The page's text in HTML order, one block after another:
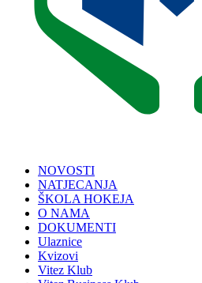
NOVOSTI
NATJECANJA
ŠKOLA HOKEJA
O NAMA
DOKUMENTI
Ulaznice
Kvizovi
Vitez Klub